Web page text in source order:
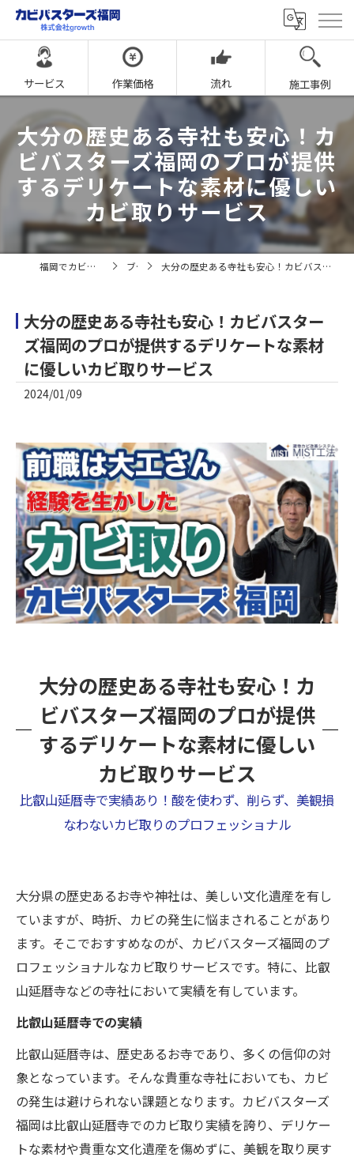
サービス 作業価格 流れ 施工事例
大分の歴史ある寺社も安心！カ
ビバスターズ福岡のプロが提供
するデリケートな素材に優しい
カビ取りサービス
福岡でカビ取りならカビバスターズ福岡 ブログ 大分の歴史ある寺社も安心！カビバスターズ福岡のプロが提供するデリケートな素材に優しいカビ取りサービス
大分の歴史ある寺社も安心！カビバスター
ズ福岡のプロが提供するデリケートな素材
に優しいカビ取りサービス
2024/01/09
大分の歴史ある寺社も安心！カ
ビバスターズ福岡のプロが提供
するデリケートな素材に優しい
カビ取りサービス
比叡山延暦寺で実績あり！酸を使わず、削らず、美観損
なわないカビ取りのプロフェッショナル
大分県の歴史あるお寺や神社は、美しい文化遺産を有し
ていますが、時折、カビの発生に悩まされることがあり
ます。そこでおすすめなのが、カビバスターズ福岡のプ
ロフェッショナルなカビ取りサービスです。特に、比叡
山延暦寺などの寺社において実績を有しています。
比叡山延暦寺での実績
比叡山延暦寺は、歴史あるお寺であり、多くの信仰の対
象となっています。そんな貴重な寺社においても、カビ
の発生は避けられない課題となります。カビバスターズ
福岡は比叡山延暦寺でのカビ取り実績を誇り、デリケー
トな素材や貴重な文化遺産を傷めずに、美観を取り戻す